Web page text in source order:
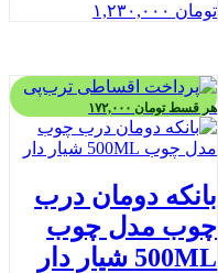
تومان
هر قسطتومان
بانکه دومان درب
چوب مدل چوب
500ML شیار دار